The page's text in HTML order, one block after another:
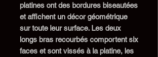
platines ont des bordures biseautées
et affichent un décor géométrique
sur toute leur surface. Les deux
longs bras recourbés comportentsix
faces etsont vissés à la platine, les